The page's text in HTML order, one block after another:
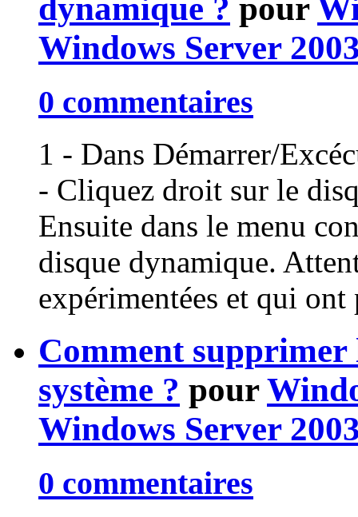
dynamique ? pour
Windows Server
0 commentaires
1 - Dans Démarrer/
- Cliquez droit sur le
Ensuite dans le menu
disque dynamique.
expérimentées et qui ont
Comment
système ? pour
Windows Server
0 commentaires